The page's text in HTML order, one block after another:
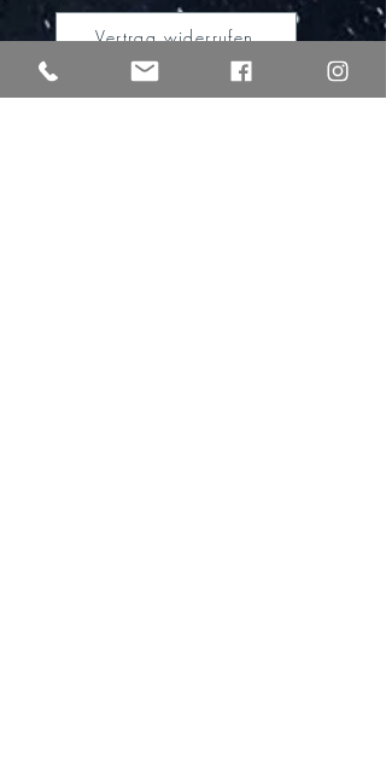
Vertrag widerrufen
lichti & astroh